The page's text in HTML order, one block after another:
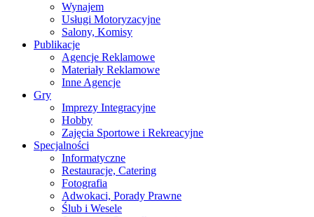
Wynajem
Usługi Motoryzacyjne
Salony, Komisy
Publikacje
Agencje Reklamowe
Materiały Reklamowe
Inne Agencje
Gry
Imprezy Integracyjne
Hobby
Zajęcia Sportowe i Rekreacyjne
Specjalności
Informatyczne
Restauracje, Catering
Fotografia
Adwokaci, Porady Prawne
Ślub i Wesele